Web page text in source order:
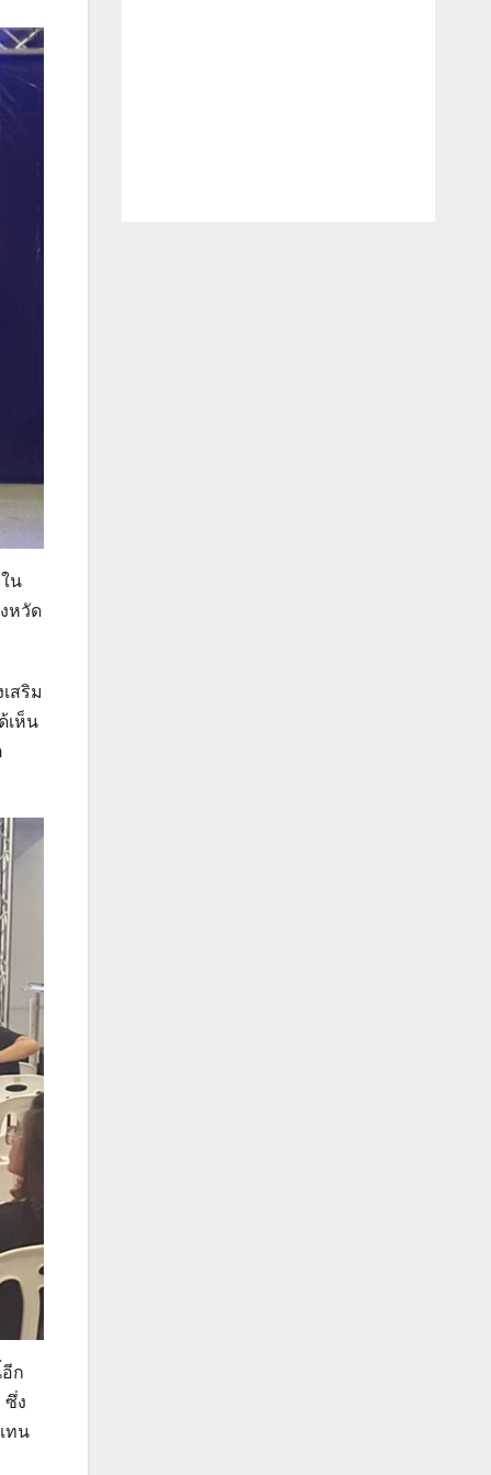
น
หวัด
สริม
เห็น
ก
ซึ่ง
ทน